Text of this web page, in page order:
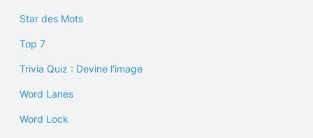
Star des Mots
Top 7
Trivia Quiz : Devine l'image
Word Lanes
Word Lock